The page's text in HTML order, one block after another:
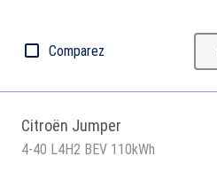
Comparez
Citroën Jumper
4-40 L4H2 BEV 110kWh